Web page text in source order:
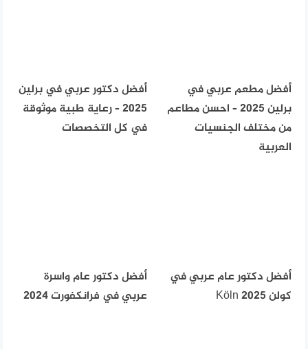
أفضل مطعم عربي في
برلين 2025 – احسن مطاعم
من مختلف الجنسيات
العربية
أفضل دكتور عربي في برلين
2025 – رعاية طبية موثوقة
في كل التخصصات
أفضل دكتور عام عربي في
كولن Köln 2025
أفضل دكتور عام واسرة
عربي في فرانكفورت 2024